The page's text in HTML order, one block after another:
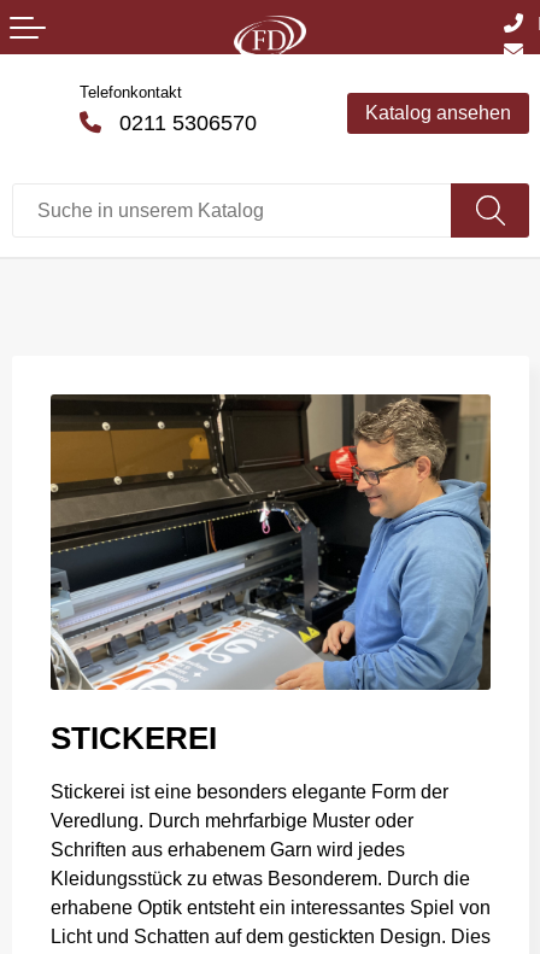
Telefonkontakt
0211 5306570 Katalog ansehen
STICKEREI
Stickerei ist eine besonders elegante Form der
Veredlung. Durch mehrfarbige Muster oder
Schriften aus erhabenem Garn wird jedes
Kleidungsstück zu etwas Besonderem. Durch die
erhabene Optik entsteht ein interessantes Spiel von
Licht und Schatten auf dem gestickten Design. Dies